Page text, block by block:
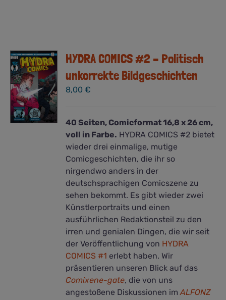
HYDRA COMICS #2 – Politisch
unkorrekte Bildgeschichten
8,00€
40 Seiten, Comicformat 16,8 x 26 cm,
voll in Farbe. HYDRA COMICS #2 bietet
wieder drei einmalige, mutige
Comicgeschichten, die ihr so
nirgendwo anders in der
deutschsprachigen Comicszene zu
sehen bekommt. Es gibt wieder zwei
Künstlerportraits und einen
ausführlichen Redaktionsteil zu den
irren und genialen Dingen, die wir seit
der Veröffentlichung von HYDRA
COMICS #1 erlebt haben. Wir
präsentieren unseren Blick auf das
Comixene-gate, die von uns
angestoßene Diskussionen imALFONZ